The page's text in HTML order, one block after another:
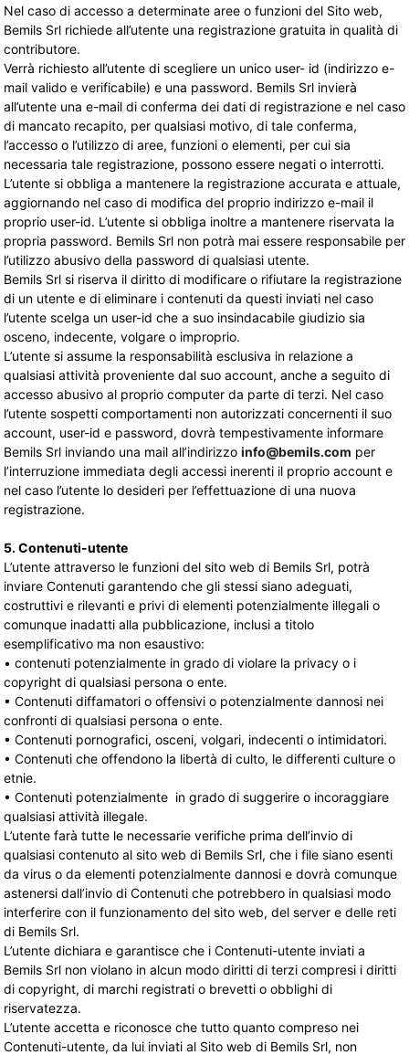
Nel caso di accesso a determinate aree o funzioni del Sito web,
Bemils Srl richiede all’utente una registrazione gratuita in qualità di
contributore.
Verrà richiesto all’utente di scegliere un unico user- id (indirizzo e-
mail valido e verificabile) e una password. Bemils Srl invierà
all’utente una e-mail di conferma dei dati di registrazione e nel caso
di mancato recapito, per qualsiasi motivo, di tale conferma,
l’accesso o l’utilizzo di aree, funzioni o elementi, per cui sia
necessaria tale registrazione, possono essere negati o interrotti.
L’utente si obbliga a mantenere la registrazione accurata e attuale,
aggiornando nel caso di modifica del proprio indirizzo e-mail il
proprio user-id. L’utente si obbliga inoltre a mantenere riservata la
propria password. Bemils Srl non potrà mai essere responsabile per
l’utilizzo abusivo della password di qualsiasi utente.
Bemils Srl si riserva il diritto di modificare o rifiutare la registrazione
di un utente e di eliminare i contenuti da questi inviati nel caso
l’utente scelga un user-id che a suo insindacabile giudizio sia
osceno, indecente, volgare o improprio.
L’utente si assume la responsabilità esclusiva in relazione a
qualsiasi attività proveniente dal suo account, anche a seguito di
accesso abusivo al proprio computer da parte di terzi. Nel caso
l’utente sospetti comportamenti non autorizzati concernenti il suo
account, user-id e password, dovrà tempestivamente informare
Bemils Srl inviando una mail all’indirizzo info@bemils.com per
l’interruzione immediata degli accessi inerenti il proprio account e
nel caso l’utente lo desideri per l’effettuazione di una nuova
registrazione.
5. Contenuti-utente
L’utente attraverso le funzioni del sito web di Bemils Srl, potrà
inviare Contenuti garantendo che gli stessi siano adeguati,
costruttivi e rilevanti e privi di elementi potenzialmente illegali o
comunque inadatti alla pubblicazione, inclusi a titolo
esemplificativo ma non esaustivo:
• contenuti potenzialmente in grado di violare la privacy o i
copyright di qualsiasi persona o ente.
• Contenuti diffamatori o offensivi o potenzialmente dannosi nei
confronti di qualsiasi persona o ente.
• Contenuti pornografici, osceni, volgari, indecenti o intimidatori.
• Contenuti che offendono la libertà di culto, le differenti culture o
etnie.
• Contenuti potenzialmente in grado di suggerire o incoraggiare
qualsiasi attività illegale.
L’utente farà tutte le necessarie verifiche prima dell’invio di
qualsiasi contenuto al sito web di Bemils Srl, che i file siano esenti
da virus o da elementi potenzialmente dannosi e dovrà comunque
astenersi dall’invio di Contenuti che potrebbero in qualsiasi modo
interferire con il funzionamento del sito web, del server e delle reti
di Bemils Srl.
L’utente dichiara e garantisce che i Contenuti-utente inviati a
Bemils Srl non violano in alcun modo diritti di terzi compresi i diritti
di copyright, di marchi registrati o brevetti o obblighi di
riservatezza.
L’utente accetta e riconosce che tutto quanto compreso nei
Contenuti-utente, da lui inviati al Sito web di Bemils Srl, non